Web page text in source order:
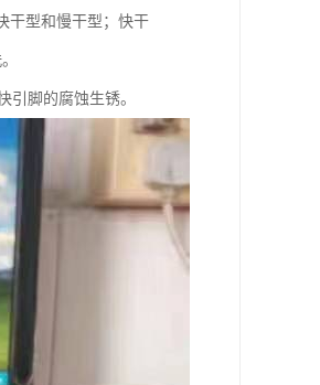
干型和慢干型；快干
脚的腐蚀生锈。